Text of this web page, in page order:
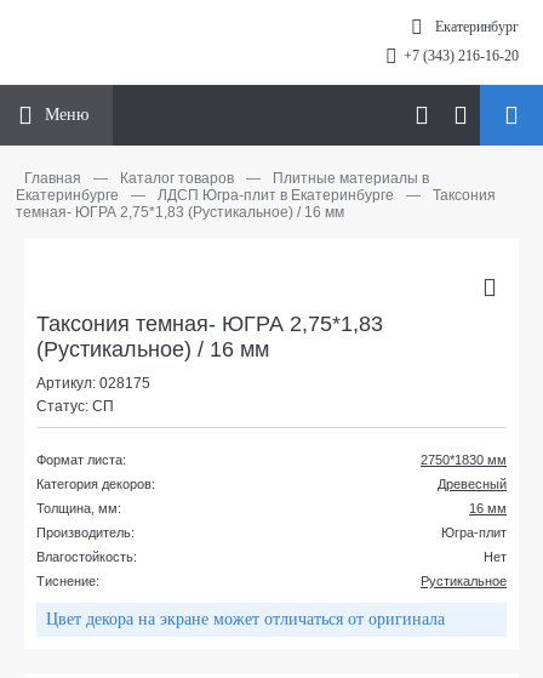
Екатеринбург
+7 (343) 216-16-20
Меню
Главная — Каталог товаров —
Плитные материалы в
Екатеринбурге
— ЛДСП Югра-плит в Екатеринбурге —
Таксония
темная- ЮГРА 2,75*1,83 (Рустикальное) / 16 мм
Таксония темная- ЮГРА 2,75*1,83
(Рустикальное) / 16 мм
Артикул: 028175
Статус: СП
Формат листа:
2750*1830 мм
Категория декоров:
Древесный
Толщина, мм:
16 мм
Производитель:
Югра-плит
Влагостойкость:
Нет
Тиснение:
Рустикальное
Цвет декора на экране может отличаться от оригинала